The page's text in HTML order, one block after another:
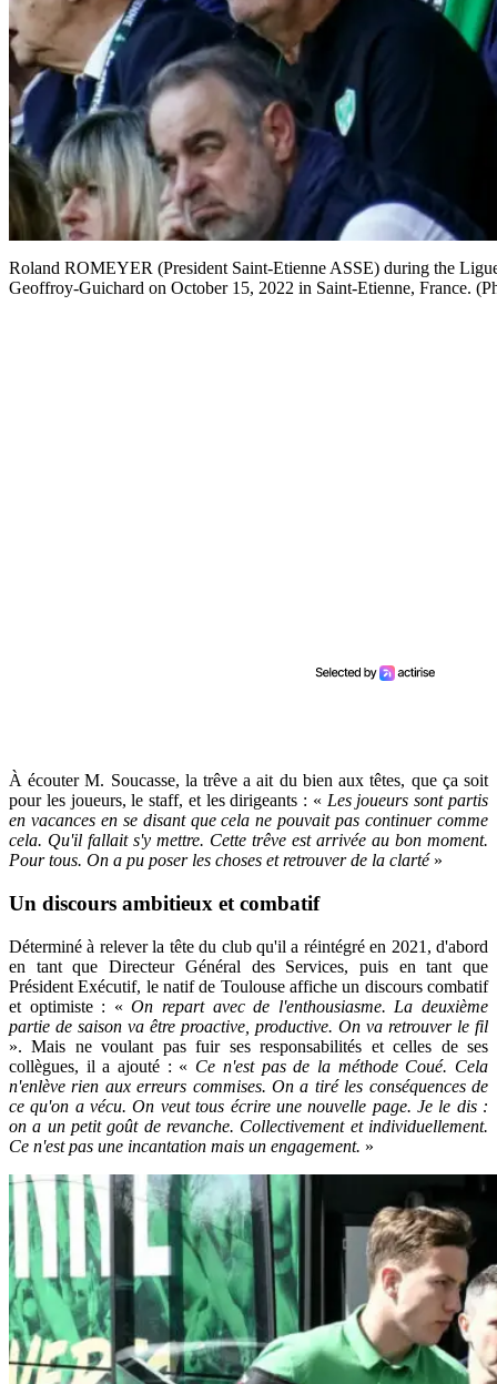
Roland ROMEYER (President Saint-Etienne ASSE) during the
Geoffroy-Guichard on October 15, 2022 in Saint-Etienne, France.
À écouter M. Soucasse, la trêve a ait du bien aux têtes, que ça soit
pour les joueurs, le staff, et les dirigeants : « Les joueurs sont partis
en vacances en se disant que cela ne pouvait pas continuer comme
cela. Qu'il fallait s'y mettre. Cette trêve est arrivée au bon moment.
Pour tous. On a pu poser les choses et retrouver de la clarté»
Un discours ambitieux et combatif
Déterminé à relever la tête du club qu'il a réintégré en 2021, d'abord
en tant que Directeur Général des Services, puis en tant que
Président Exécutif, le natif de Toulouse affiche un discours combatif
et optimiste : «On repart avec de l'enthousiasme. La deuxième
partie de saison va être proactive, productive. On va retrouver le fil
». Mais ne voulant pas fuir ses responsabilités et celles de ses
collègues, il a ajouté : « Ce n'est pas de la méthode Coué. Cela
n'enlève rien aux erreurs commises. On a tiré les conséquences de
ce qu'on a vécu. On veut tous écrire une nouvelle page. Je le dis :
on a un petit goût de revanche. Collectivement et individuellement.
Ce n'est pas une incantation mais un engagement. »